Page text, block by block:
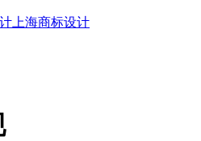
上海商标设计